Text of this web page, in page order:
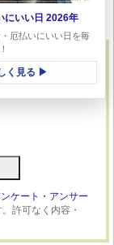
ケート・アンサー
許可なく内容・
にいい日 2026年
厄払いにいい日を毎
く見る ▶